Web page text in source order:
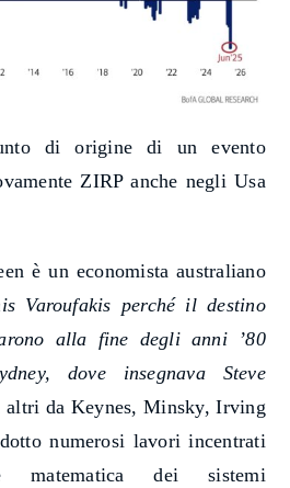
di origine di un evento
ZIRP anche negli Usa
è un economista australiano
Varoufakis perché il destino
alla fine degli anni ’80
dove insegnava Steve
da Keynes, Minsky, Irving
numerosi lavori incentrati
matematica dei sistemi